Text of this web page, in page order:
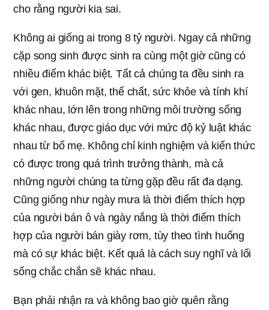
cho rằng người kia sai.
Không ai giống ai trong 8 tỷ người. Ngay cả những
cặp song sinh được sinh ra cùng một giờ cũng có
nhiều điểm khác biệt. Tất cả chúng ta đều sinh ra
với gen, khuôn mặt, thể chất, sức khỏe và tính khí
khác nhau, lớn lên trong những môi trường sống
khác nhau, được giáo dục với mức độ kỷ luật khác
nhau từ bố mẹ. Không chỉ kinh nghiệm và kiến thức
có được trong quá trình trưởng thành, mà cả
những người chúng ta từng gặp đều rất đa dạng.
Cũng giống như ngày mưa là thời điểm thích hợp
của người bán ô và ngày nắng là thời điểm thích
hợp của người bán giày rơm, tùy theo tình huống
mà có sự khác biệt. Kết quả là cách suy nghĩ và lối
sống chắc chắn sẽ khác nhau.
Bạn phải nhận ra và không bao giờ quên rằng